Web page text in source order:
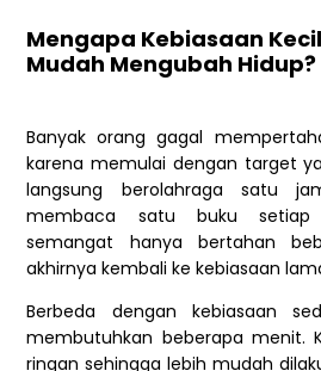
Mengapa Kebiasaan
Mudah Mengubah Hidup?
Banyak orang gagal
karena memulai dengan target
langsung berolahraga satu
membaca satu buku setiap
semangat hanya bertahan
akhirnya kembali ke kebiasaan
Berbeda dengan kebiasaan
membutuhkan beberapa menit.
ringan sehingga lebih mudah